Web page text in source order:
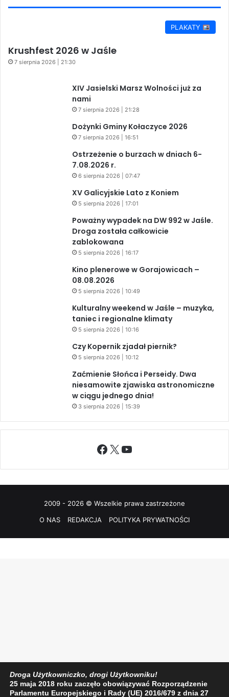
PLAKATY
Krushfest 2026 w Jaśle
7 sierpnia 2026 | 21:30
XIV Jasielski Marsz Wolności już za
nami
7 sierpnia 2026 | 21:28
Dożynki Gminy Kołaczyce 2026
7 sierpnia 2026 | 16:51
Ostrzeżenie o burzach w dniach 6-
7.08.2026 r.
6 sierpnia 2026 | 07:47
XV Galicyjskie Lato z Koniem
5 sierpnia 2026 | 17:01
Poważny wypadek na DW 992 w Jaśle.
Droga została całkowicie
zablokowana
5 sierpnia 2026 | 16:17
Kino plenerowe w Gorajowicach –
08.08.2026
5 sierpnia 2026 | 10:49
Kulturalny weekend w Jaśle – muzyka,
taniec i regionalne klimaty
5 sierpnia 2026 | 10:16
Czy Kopernik zjadał piernik?
5 sierpnia 2026 | 10:12
Zaćmienie Słońca i Perseidy. Dwa
niesamowite zjawiska astronomiczne
w ciągu jednego dnia!
3 sierpnia 2026 | 15:39
Facebook
X YouTube
2009 - 2026 © Wszelkie prawa zastrzeżone
O NAS
REDAKCJA POLITYKA PRYWATNOŚCI
Droga Użytkowniczko, drogi Użytkowniku!
25 maja 2018 roku zaczęło obowiązywać Rozporządzenie
Parlamentu Europejskiego i Rady (UE) 2016/679 z dnia 27